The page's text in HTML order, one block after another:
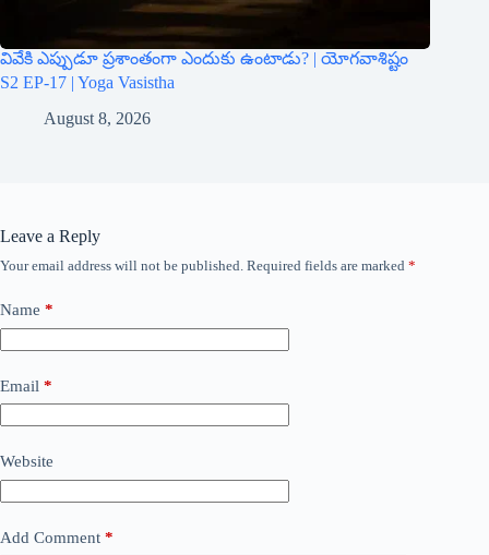
వివేకి ఎప్పుడూ ప్రశాంతంగా ఎందుకు ఉంటాడు? | యోగవాశిష్టం
S2 EP-17 | Yoga Vasistha
August 8, 2026
Leave a Reply
Your email address will not be published. Required fields are marked *
Name *
Email *
Website
Add Comment *